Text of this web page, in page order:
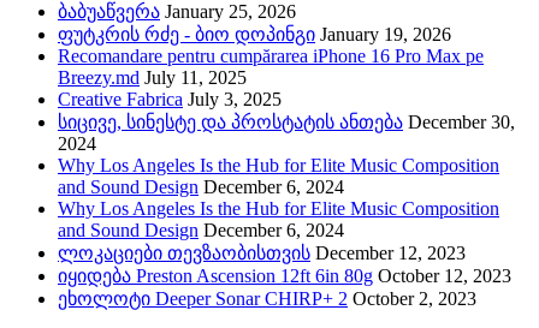
ბაბუაწვერა January 25, 2026
ფუტკრის რძე - ბიო დოპინგი January 19, 2026
Recomandare pentru cumpărarea iPhone 16 Pro Max pe
Breezy.md July 11, 2025
Creative Fabrica July 3, 2025
სიცივე, სინესტე და პროსტატის ანთება December 30,
2024
Why Los Angeles Is the Hub for Elite Music Composition
and Sound Design December 6, 2024
Why Los Angeles Is the Hub for Elite Music Composition
and Sound Design December 6, 2024
ლოკაციები თევზაობისთვის December 12, 2023
იყიდება Preston Ascension 12ft 6in 80g October 12, 2023
ეხოლოტი Deeper Sonar CHIRP+ 2 October 2, 2023